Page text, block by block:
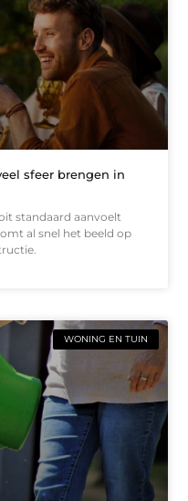
sfeer brengen in
standaard aanvoelt
al snel het beeld op
WONING EN TUIN